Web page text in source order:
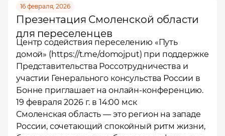
16 февраля, 2026
Презентация Смоленской области
для переселенцев
Центр содействия переселению «Путь
домой» (https://t.me/domojput) при поддержке
Представительства Россотрудничества и
участии Генерального консульства России в
Бонне приглашает на онлайн-конференцию.
19 февраля 2026 г. в 14:00 мск
Смоленская область — это регион на западе
России, сочетающий спокойный ритм жизни,